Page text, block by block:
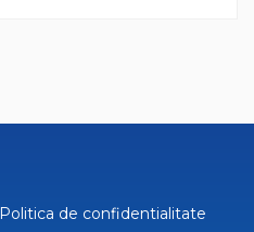
Politica de confidentialitate